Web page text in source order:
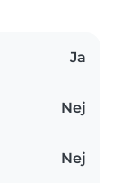
Ja
Nej
Nej